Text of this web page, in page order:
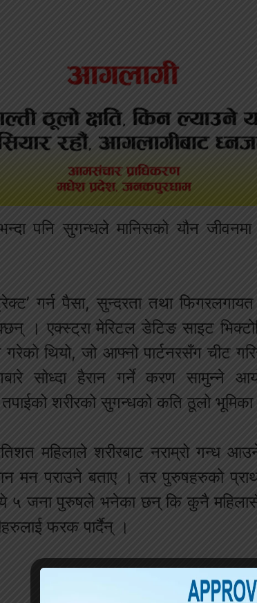
पनि सुगन्धले मानिसको यौन जीवनमा
गर्न पैसा, सुन्दरता तथा
। एक्स्ट्रा मेरिटल डेटिङ साइट
गरेको थियो, जो आफ्नो पार्टनरसँग चीट
सोध्दा हैरान गर्ने करण सामुन्ने
शरीरको सुगन्धको कति ठूलो
महिलाले शरीरबाट नराम्रो गन्ध
मन पराउने बताए । तर पुरुषहरुको
५ जना पुरुषले भनेका छन् कि कुनै
फरक पार्दैन् ।